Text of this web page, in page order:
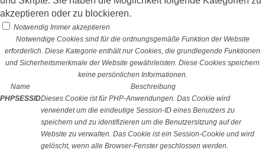
akzeptieren oder zu blockieren.
Notwendig Immer akzeptieren
Notwendige Cookies sind für die ordnungsgemäße Funktion der Website
erforderlich. Diese Kategorie enthält nur Cookies, die grundlegende Funktionen
und Sicherheitsmerkmale der Website gewährleisten. Diese Cookies speichern
keine persönlichen Informationen.
Name
Beschreibung
PHPSESSIDDieses Cookie ist für PHP-Anwendungen. Das Cookie wird
verwendet um die eindeutige Session-ID eines Benutzers zu
speichern und zu identifizieren um die Benutzersitzung auf der
Website zu verwalten. Das Cookie ist ein Session-Cookie und wird
gelöscht, wenn alle Browser-Fenster geschlossen werden.